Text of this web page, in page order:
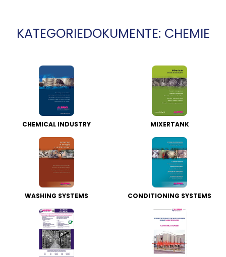
KATEGORIEDOKUMENTE: CHEMIE
CHEMICAL INDUSTRY MIXERTANK
WASHING SYSTEMS CONDITIONING SYSTEMS